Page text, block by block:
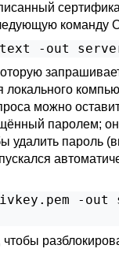
команду
-out
локального
можно
паролем;
удалить пароль
-out